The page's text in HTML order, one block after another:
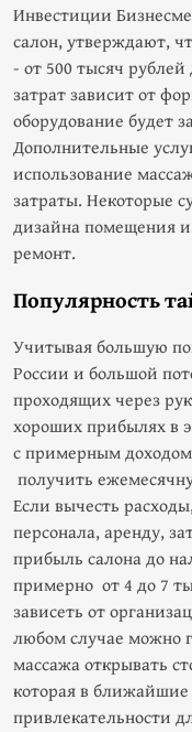
Инвестиции
салон, утверждают,
- от 500 тысяч
затрат зависит от
оборудование будет
Дополнительные
использование
затраты. Некоторые
дизайна помещения
ремонт.
Популярность
Учитывая большую
России и большой
проходящих через
хороших прибылях в
с примерным
получить
Если вычесть
персонала, аренду,
прибыль салона до
примерно от 4 до 7
зависеть от
любом случае можно
массажа открывать
которая в ближайшие
привлекательности